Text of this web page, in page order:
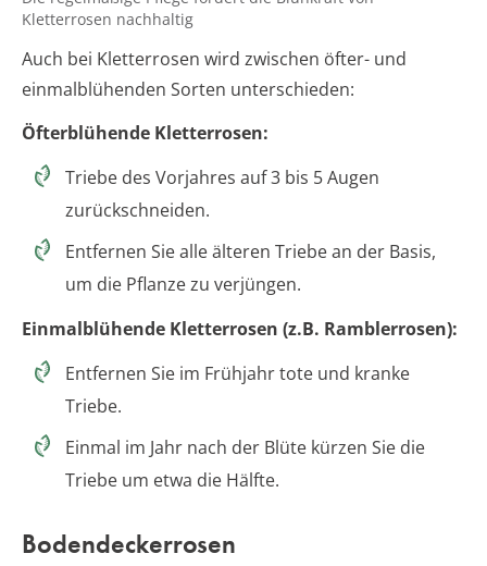
Kletterrosen nachhaltig
Auch bei Kletterrosen wird zwischen öfter- und
einmalblühenden Sorten unterschieden:
Öfterblühende Kletterrosen:
Triebe des Vorjahres auf 3 bis 5 Augen
zurückschneiden.
Entfernen Sie alle älteren Triebe an der Basis,
um die Pflanze zu verjüngen.
Einmalblühende Kletterrosen (z.B. Ramblerrosen):
Entfernen Sie im Frühjahr tote und kranke
Triebe.
Einmal im Jahr nach der Blüte kürzen Sie die
Triebe um etwa die Hälfte.
Bodendeckerrosen